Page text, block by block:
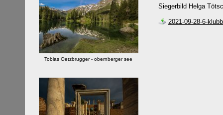
Tobias Oetzbrugger - obernberger see
Siegerbild Helga
2021-09-28-6-